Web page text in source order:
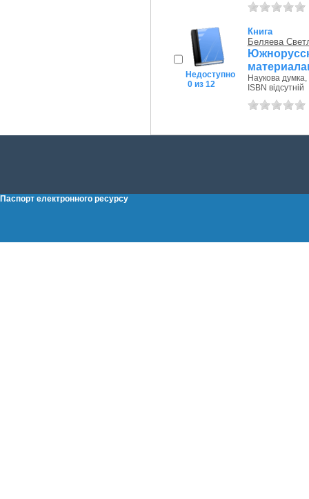
Недоступно
0 из 12
Книга
Беляева
Наукова
ISBN відсутній
Паспорт електронного ресурсу